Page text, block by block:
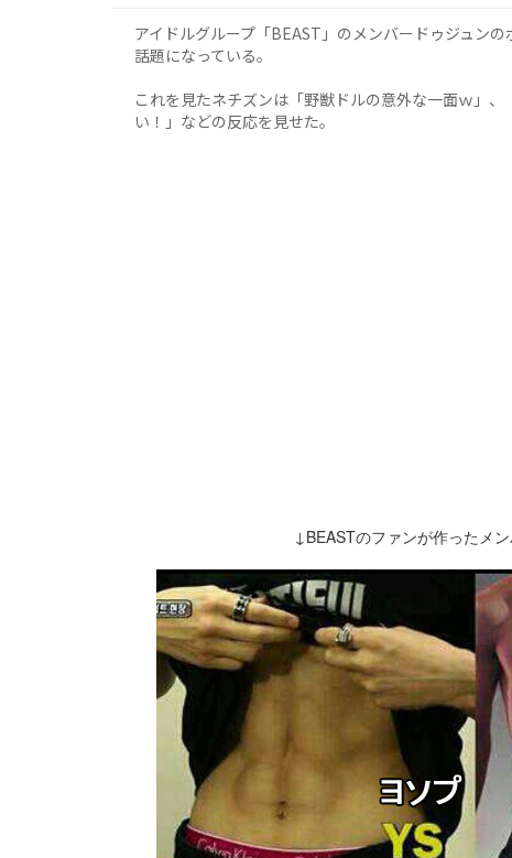
アイドルグループ「BEAST」のメンバードゥジュン
話題になっている。
これを見たネチズンは「野獣ドルの意外な一面ｗ」
い！」などの反応を見せた。
↓BEASTのファンが作ったメ